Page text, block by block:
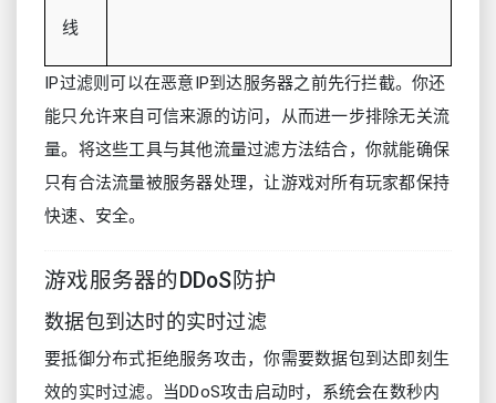
线
IP过滤则可以在恶意IP到达服务器之前先行拦截。你还
能只允许来自可信来源的访问，从而进一步排除无关流
量。将这些工具与其他流量过滤方法结合，你就能确保
只有合法流量被服务器处理，让游戏对所有玩家都保持
快速、安全。
游戏服务器的DDoS防护
数据包到达时的实时过滤
要抵御分布式拒绝服务攻击，你需要数据包到达即刻生
效的实时过滤。当DDoS攻击启动时，系统会在数秒内